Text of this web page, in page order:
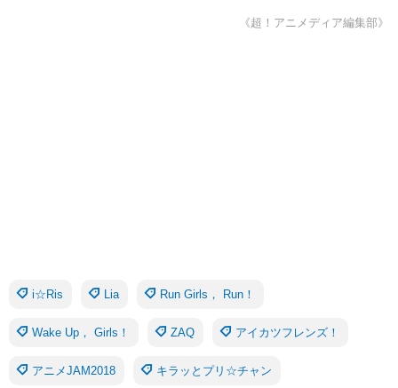
《超！アニメディア編集部》
i☆Ris Lia Run Girls， Run！
Wake Up， Girls！ ZAQ アイカツフレンズ！
アニメJAM2018 キラッとプリ☆チャン